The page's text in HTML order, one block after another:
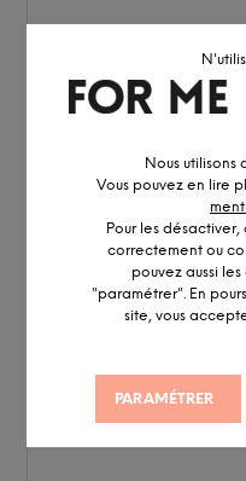
Nous utilisons
Vous pouvez en lire
Pour les
correctement ou
pouvez aussi
"paramétrer". En
site, vous
PARAMÉTRER